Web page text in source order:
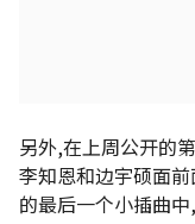
另外,在上周公开的
李知恩和边宇硕面
的最后一个小插曲